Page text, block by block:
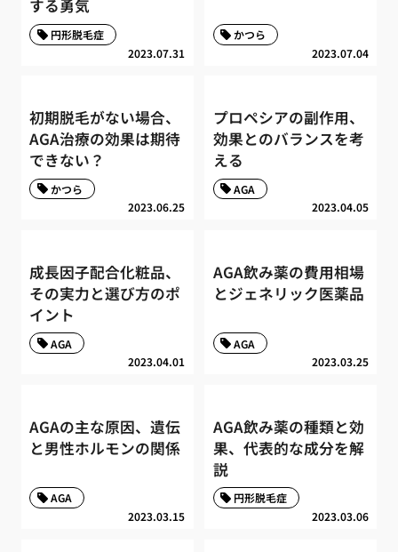
する勇気
2023.07.31
円形脱毛症
2023.07.04
かつら
初期脱毛がない場合、
AGA治療の効果は期待
できない？
2023.06.25
かつら
プロペシアの副作用、
効果とのバランスを考
える
2023.04.05
AGA
成長因子配合化粧品、
その実力と選び方のポ
イント
2023.04.01
AGA
AGA飲み薬の費用相場
とジェネリック医薬品
2023.03.25
AGA
AGAの主な原因、遺伝
と男性ホルモンの関係
2023.03.15
AGA
AGA飲み薬の種類と効
果、代表的な成分を解
説
2023.03.06
円形脱毛症